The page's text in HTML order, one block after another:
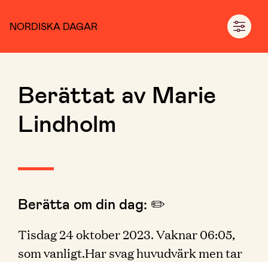
NORDISKA DAGAR
Berättat av Marie
Lindholm
Berätta om din dag: ✏️
Tisdag 24 oktober 2023. Vaknar 06:05,
som vanligt.Har svag huvudvärk men tar